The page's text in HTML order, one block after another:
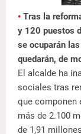
• Tras la
y 120 puestos
se ocuparán
quedarán, de
El alcalde ha
sociales tras
que componen
más de 2.100
de 1,91